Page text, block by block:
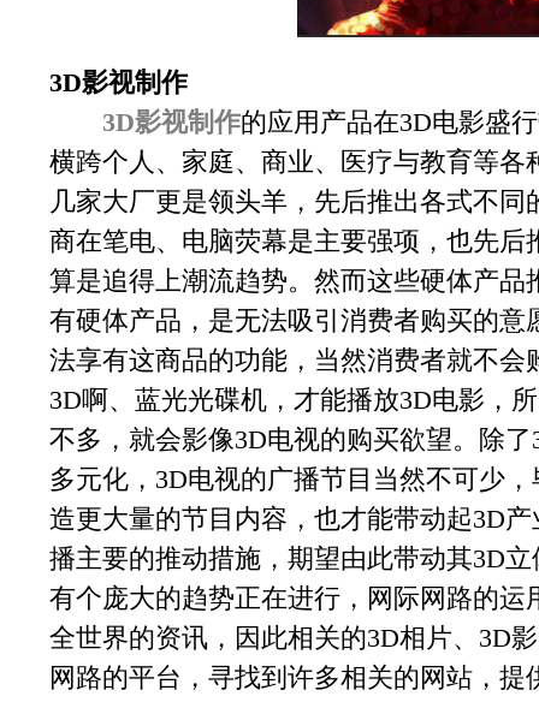
3D影视制作
3D影视制作的应用产品在3D电影盛
横跨个人、家庭、商业、医疗与教育等
几家大厂更是领头羊，先后推出各式不
商在笔电、电脑荧幕是主要强项，也先
算是追得上潮流趋势。然而这些硬体产
有硬体产品，是无法吸引消费者购买的
法享有这商品的功能，当然消费者就不
3D啊、蓝光光碟机，才能播放3D电影，
不多，就会影像3D电视的购买欲望。除
多元化，3D电视的广播节目当然不可少
造更大量的节目内容，也才能带动起3D
播主要的推动措施，期望由此带动其3D
有个庞大的趋势正在进行，网际网路的
全世界的资讯，因此相关的3D相片、3D
网路的平台，寻找到许多相关的网站，